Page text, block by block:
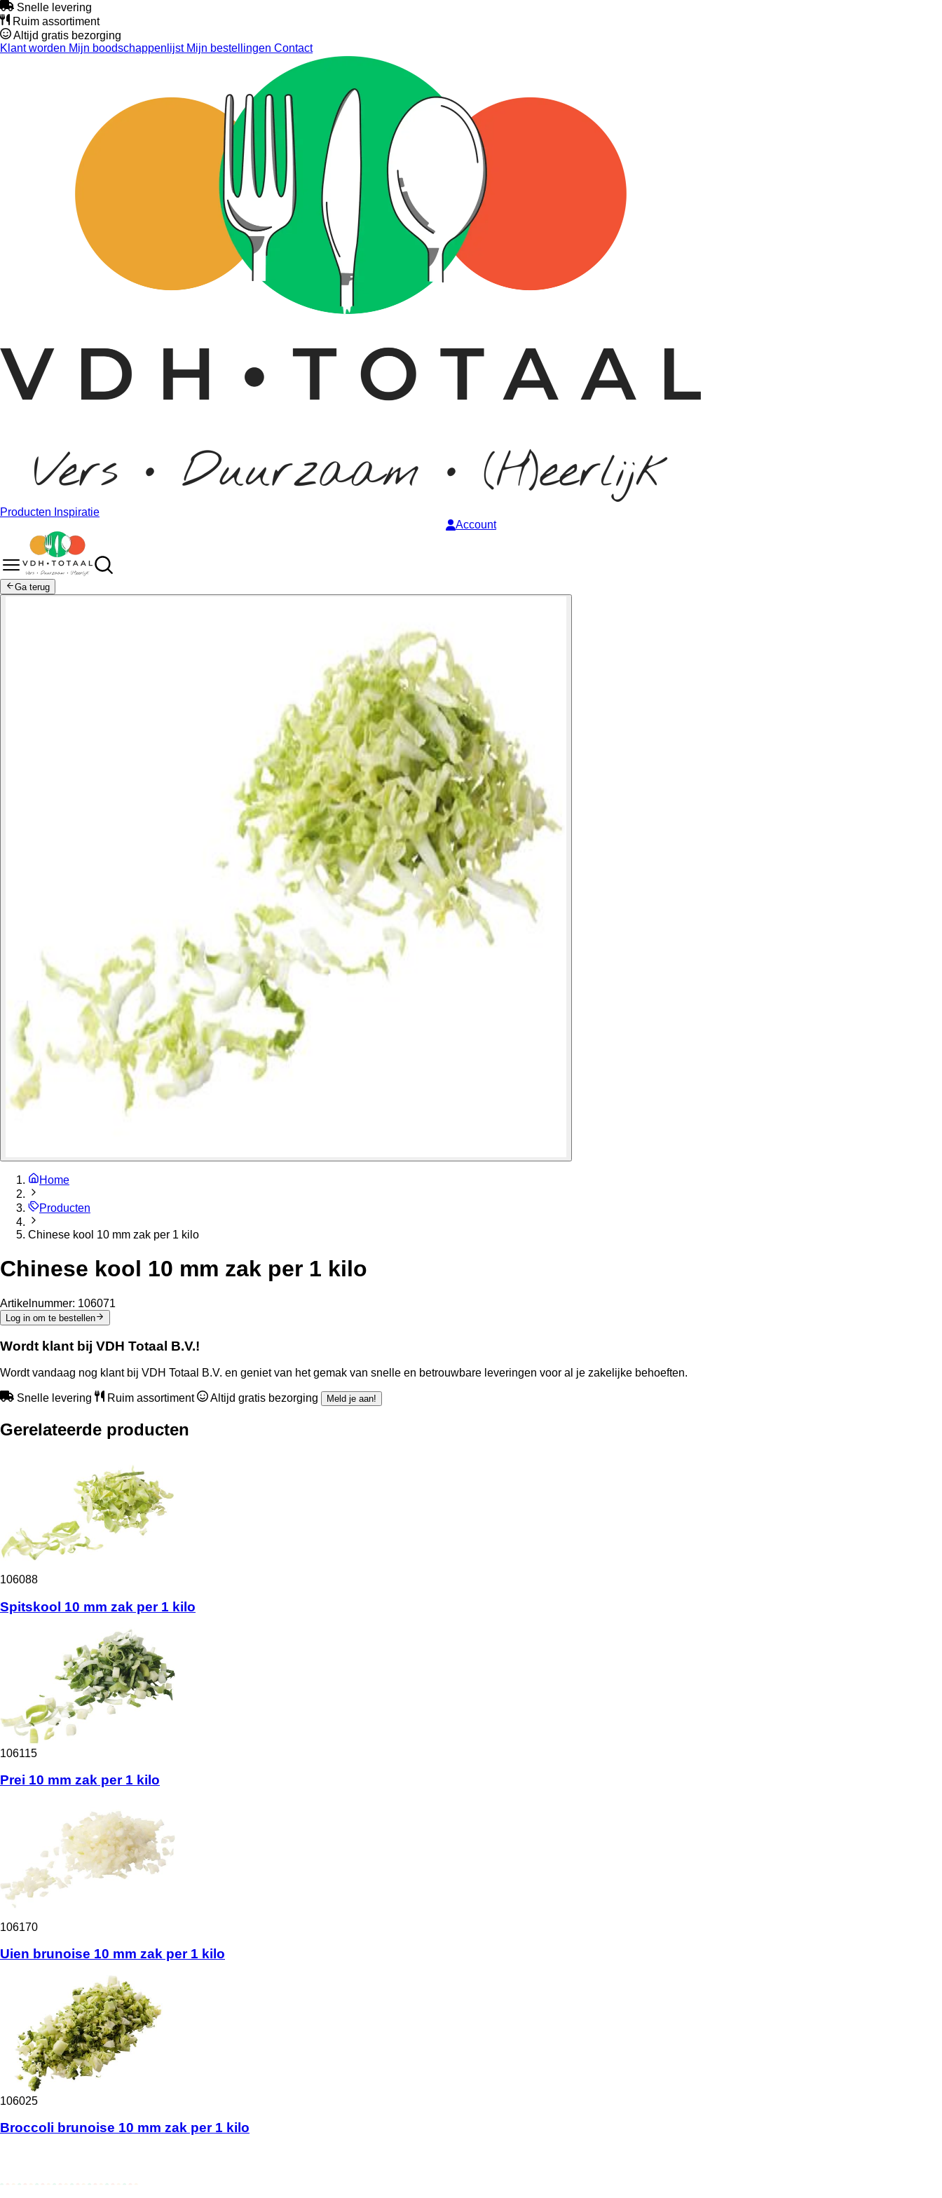
Snelle levering
Ruim assortiment
Altijd gratis bezorging
Klant worden Mijn boodschappenlijstMijn bestellingen Contact
Producten Inspiratie
Account
Ga terug
Home
Producten
Chinese kool 10 mm zak per 1 kilo
Chinese kool 10 mm zak per 1 kilo
Artikelnummer: 106071
Log in om te bestellen
Wordt klant bij VDH Totaal B.V.!
Wordt vandaag nog klant bij VDH Totaal B.V. en geniet van het gemak van snelle en betrouwbare leveringen voor al je zakelijke behoeften.
Snelle levering Ruim assortiment Altijd gratis bezorging Meld je aan!
Gerelateerde producten
106088
Spitskool 10 mm zak per 1 kilo
106115
Prei 10 mm zak per 1 kilo
106170
Uien brunoise 10 mm zak per 1 kilo
106025
Broccoli brunoise 10 mm zak per 1 kilo